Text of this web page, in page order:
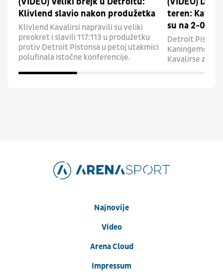
Klivlend slavio nakon produžetka
Klivlend Kavalirsi napravili su veliki
preokret i slavili 117:113 u produžetku
protiv Detroit Pistonsa u petoj utakmici
polufinala Istočne konferencije.
teren:
su na 2-0 u
Detroit
Kaningemom,
Kavalirse za 2-
Najnovije
Video
Arena Cloud
Impressum